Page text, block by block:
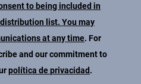
to being included in
list. You may
at any time. For
and our commitment to
política de privacidad.